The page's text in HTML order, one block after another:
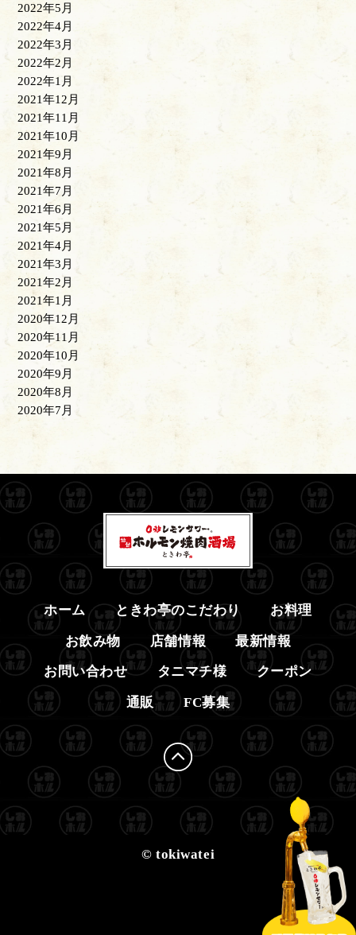
2022年5月
2022年4月
2022年3月
2022年2月
2022年1月
2021年12月
2021年11月
2021年10月
2021年9月
2021年8月
2021年7月
2021年6月
2021年5月
2021年4月
2021年3月
2021年2月
2021年1月
2020年12月
2020年11月
2020年10月
2020年9月
2020年8月
2020年7月
ホーム ときわ亭のこだわり お料理
お飲み物 店舗情報 最新情報
お問い合わせ タニマチ様 クーポン
通販 FC募集
© tokiwatei